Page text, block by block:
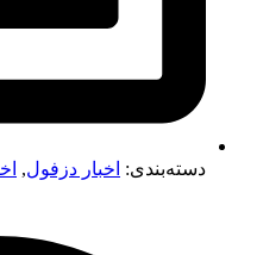
دسته‌بندی: اخبار دزفول,